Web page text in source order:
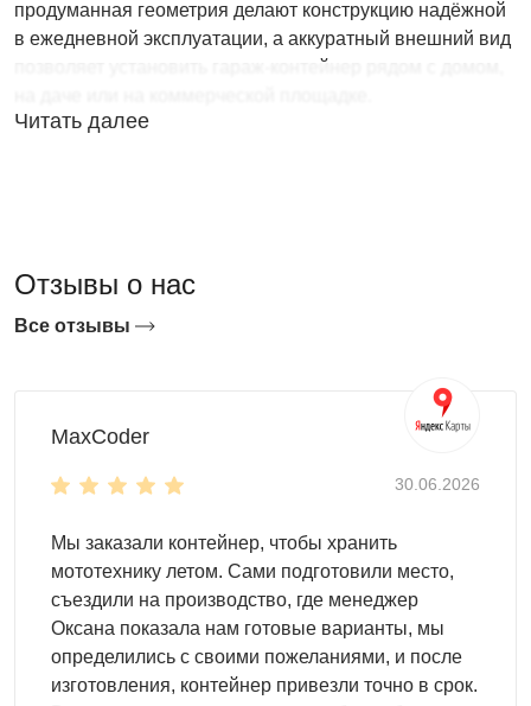
продуманная геометрия делают конструкцию надёжной
в ежедневной эксплуатации, а аккуратный внешний вид
позволяет установить гараж-контейнер рядом с домом,
Особенности гаражей из контейнеров
Гаражи-контейнеры SKOGGY можно подобрать под ваш
сценарий использования: по габаритам, типу крыши и
исполнению корпуса (стандартному или усиленному).
Для уличной эксплуатации применяются материалы с
защитой от коррозии: стены выполняются из профлиста
покрытием, каркас — из оцинкованного профиля 0,7 мм.
Сборка выполняется болтовыми соединениями без
сварных швов, поэтому конструкцию можно разбирать и
Надёжная крыша: выдерживает высокие нагрузки
Читать далее
Отзывы о нас
Все отзывы
MaxCoder
30.06.2026
Мы заказали контейнер, чтобы хранить
мототехнику летом. Сами подготовили место,
съездили на производство, где менеджер
Оксана показала нам готовые варианты, мы
определились с своими пожеланиями, и после
изготовления, контейнер привезли точно в срок.